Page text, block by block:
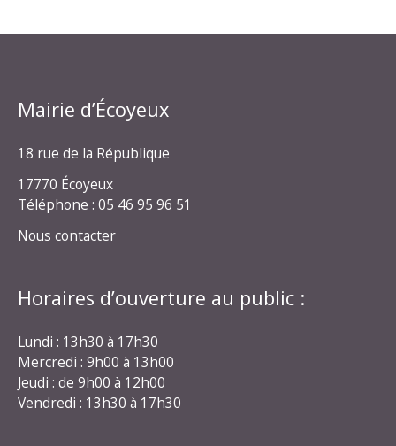
Mairie d’Écoyeux
18 rue de la République
17770 Écoyeux
Téléphone : 05 46 95 96 51
Nous contacter
Horaires d’ouverture au public :
Lundi : 13h30 à 17h30
Mercredi : 9h00 à 13h00
Jeudi : de 9h00 à 12h00
Vendredi : 13h30 à 17h30